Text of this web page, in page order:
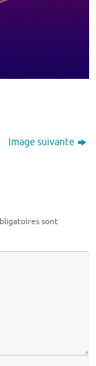
Image suivante
sont